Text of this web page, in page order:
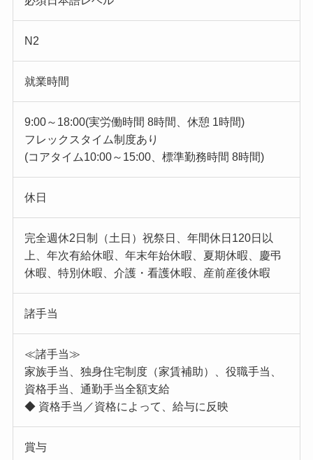
N2
就業時間
9:00～18:00(実労働時間 8時間、休憩 1時間)
フレックスタイム制度あり
(コアタイム10:00～15:00、標準勤務時間 8時間)
休日
完全週休2日制（土日）祝祭日、年間休日120日以
上、年次有給休暇、年末年始休暇、夏期休暇、慶弔
休暇、特別休暇、介護・看護休暇、産前産後休暇
諸手当
≪諸手当≫
家族手当、独身住宅制度（家賃補助）、役職手当、
資格手当、通勤手当全額支給
◆ 資格手当／資格によって、給与に反映
賞与